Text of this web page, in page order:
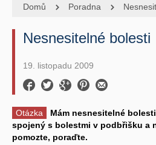
Domů Poradna
Nesnesitelné bolesti
19. listopadu 2009
Otázka
Mám nesnesitelné
spojený s bolestmi v podbřišku a
pomozte, poraďte.